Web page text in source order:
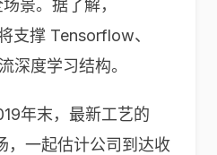
景。据了解，
支撑 Tensorflow、
深度学习结构。
年末，最新工艺的
，一起估计公司到达收